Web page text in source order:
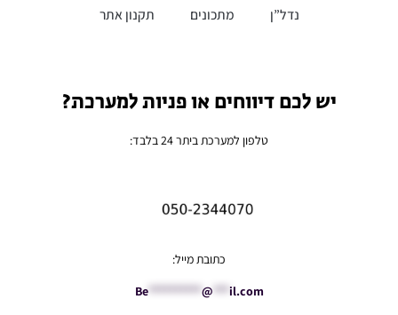
נדל”ן
מתכונים תקנון אתר
יש לכם דיווחים או פניות למערכת?
טלפון למערכת ביתר 24 בלבד:
כתובת מייל:
Be********** @ *** il.com